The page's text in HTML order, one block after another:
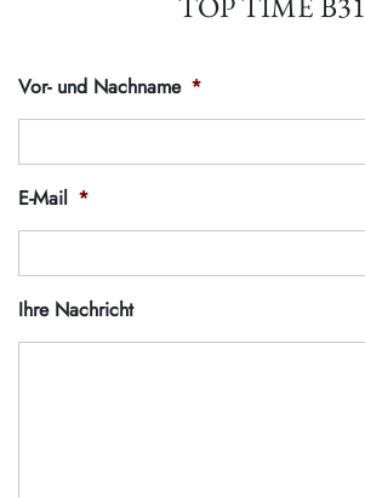
Vor- und Nachname *
E-Mail *
Ihre Nachricht